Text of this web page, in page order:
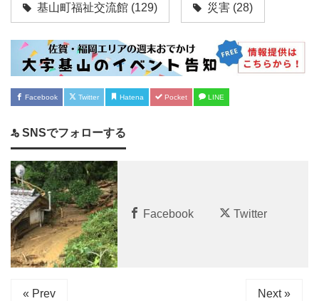
基山町福祉交流館 (129) 災害 (28)
Facebook Twitter Hatena Pocket LINE
SNSでフォローする
Facebook Twitter
« Prev Next »